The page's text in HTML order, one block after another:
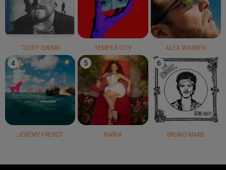
TEDDY SWIMS TEMPER CITY ALEX WARREN
4
JÉRÉMY FREROT
5
NAÏKA
6
BRUNO MARS